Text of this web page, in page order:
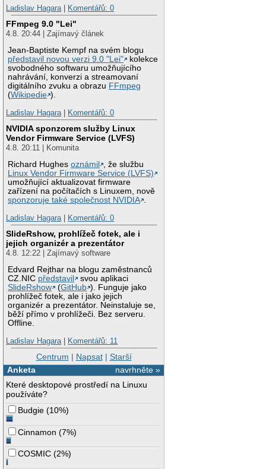
Ladislav Hagara| Komentářů: 0
FFmpeg 9.0 "Lei"
4.8. 20:44 | Zajímavý článek
Jean-Baptiste Kempf na svém blogu
představil novou verzi 9.0 "Lei"
kolekce
svobodného softwaru umožňujícího
nahrávání, konverzi a streamovaní
digitálního zvuku a obrazu FFmpeg
(Wikipedie ).
Ladislav Hagara| Komentářů: 0
NVIDIA sponzorem služby Linux
Vendor Firmware Service (LVFS)
4.8. 20:11 | Komunita
Richard Hughesoznámil
, že službu
Linux Vendor Firmware Service (LVFS)
umožňující aktualizovat firmware
zařízení na počítačích s Linuxem, nově
sponzoruje také společnost NVIDIA .
Ladislav Hagara| Komentářů: 0
SlideRshow, prohlížeč fotek, ale i
jejich organizér a prezentátor
4.8. 12:22 | Zajímavý software
Edvard Rejthar na blogu zaměstnanců
CZ.NIC představil
svou aplikaci
SlideRshow
(GitHub ). Funguje jako
prohlížeč fotek, ale i jako jejich
organizér a prezentátor. Neinstaluje se,
běží přímo v prohlížeči. Bez serveru.
Offline.
Ladislav Hagara| Komentářů: 11
Centrum | Napsat| Starší
navrhněte »
Anketa
Které desktopové prostředí na Linuxu
používáte?
Budgie (10%)
Cinnamon (7%)
COSMIC (2%)